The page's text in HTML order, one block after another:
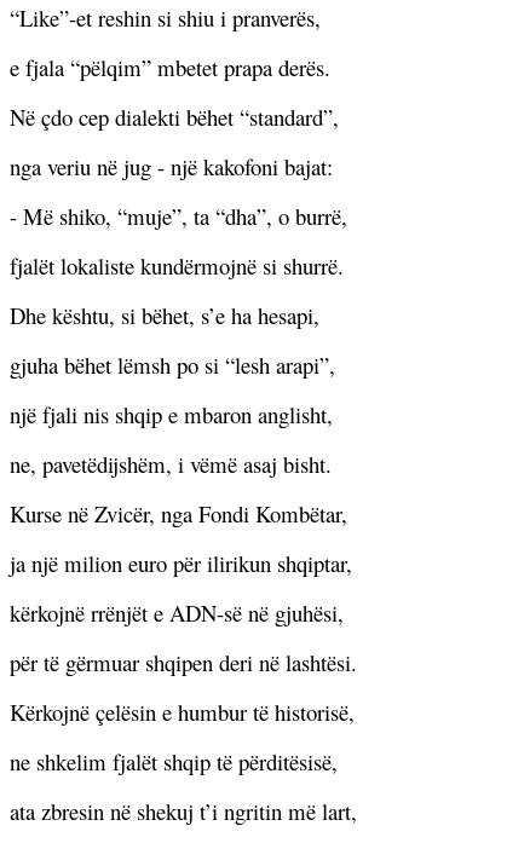
“Like”-et reshin si shiu i pranverës,
e fjala “pëlqim” mbetet prapa derës.
Në çdo cep dialekti bëhet “standard”,
nga veriu në jug - një kakofoni bajat:
- Më shiko, “muje”, ta “dha”, o burrë,
fjalët lokaliste kundërmojnë si shurrë.
Dhe kështu, si bëhet, s’e ha hesapi,
gjuha bëhet lëmsh po si “lesh arapi”,
një fjali nis shqip e mbaron anglisht,
ne, pavetëdijshëm, i vëmë asaj bisht.
Kurse në Zvicër, nga Fondi Kombëtar,
ja një milion euro për ilirikun shqiptar,
kërkojnë rrënjët e ADN-së në gjuhësi,
për të gërmuar shqipen deri në lashtësi.
Kërkojnë çelësin e humbur të historisë,
ne shkelim fjalët shqip të përditësisë,
ata zbresin në shekuj t’i ngritin më lart,